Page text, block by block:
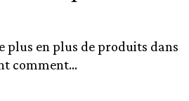
plus en plus de produits dans
comment...